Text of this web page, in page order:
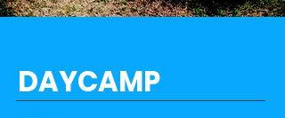
DAYCAMP